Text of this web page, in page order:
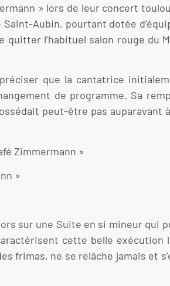
» lors de leur concert
Aubin, pourtant dotée
l’habituel salon rouge du
que la cantatrice
de programme. Sa
peut-être pas auparavant
Zimmermann »
»
sur une Suite en si mineur qui
cette belle exécution
ne se relâche jamais et